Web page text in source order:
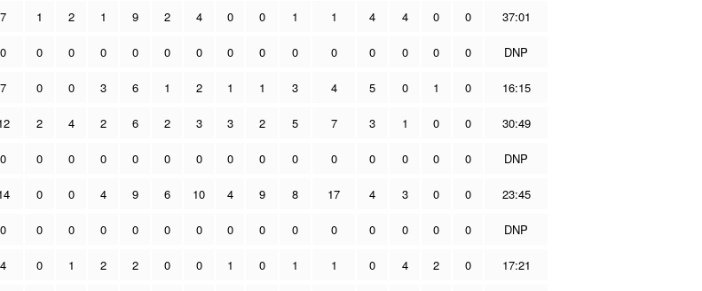
7 1 2 1 9 2 4 0 0 1 1 4 4 0 0 37:01
0 0 0 0 0 0 0 0 0 0 0 0 0 0 0 DNP
7 0 0 3 6 1 2 1 1 3 4 5 0 1 0 16:15
2 4 2 6 2 3 3 2 5 7 3 1 0 0 30:49
0 0 0 0 0 0 0 0 0 0 0 0 0 0 0 DNP
0 0 4 9 6 10 4 9 8 17 4 3 0 0 23:45
0 0 0 0 0 0 0 0 0 0 0 0 0 0 0 DNP
4 0 1 2 2 0 0 1 0 1 1 0 4 2 0 17:21